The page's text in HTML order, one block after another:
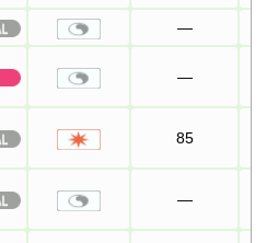
—
—
85
—